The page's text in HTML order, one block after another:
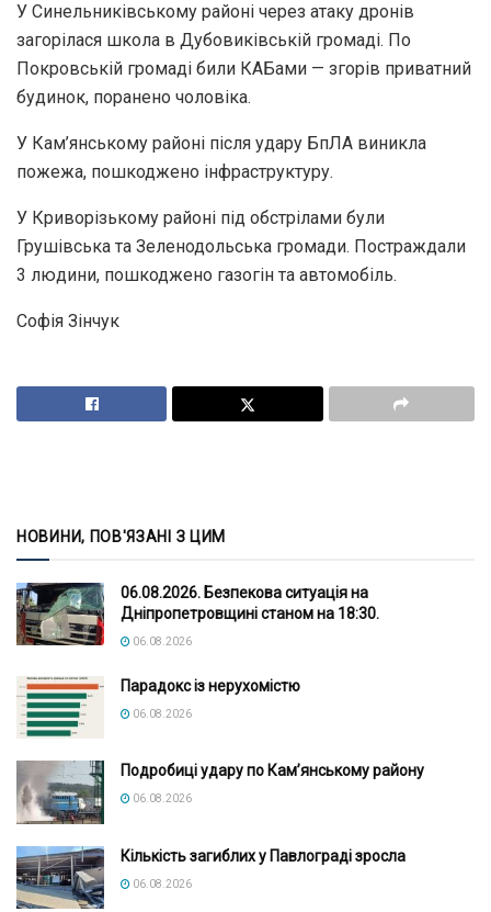
У Синельниківському районі через атаку дронів
загорілася школа в Дубовиківській громаді. По
Покровській громаді били КАБами — згорів приватний
будинок, поранено чоловіка.
У Кам’янському районі після удару БпЛА виникла
пожежа, пошкоджено інфраструктуру.
У Криворізькому районі під обстрілами були
Грушівська та Зеленодольська громади. Постраждали
3 людини, пошкоджено газогін та автомобіль.
Софія Зінчук
НОВИНИ, ПОВ'ЯЗАНІ З ЦИМ
06.08.2026. Безпекова ситуація на
Дніпропетровщині станом на 18:30.
06.08.2026
Парадокс із нерухомістю
06.08.2026
Подробиці удару по Кам’янському району
06.08.2026
Кількість загиблих у Павлограді зросла
06.08.2026